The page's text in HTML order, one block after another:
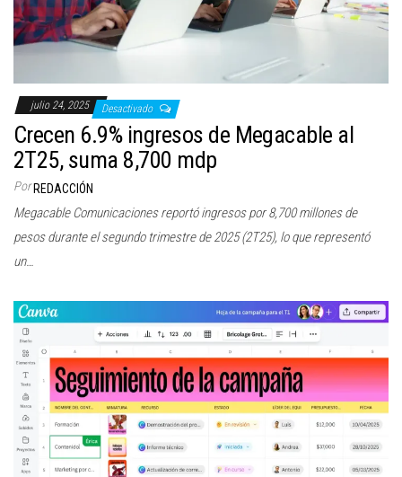
julio 24, 2025 Desactivado
Crecen 6.9% ingresos de Megacable al
2T25, suma 8,700 mdp
Por REDACCIÓN
Megacable Comunicaciones reportó ingresos por 8,700 millones de
pesos durante el segundo trimestre de 2025 (2T25), lo que representó
un…